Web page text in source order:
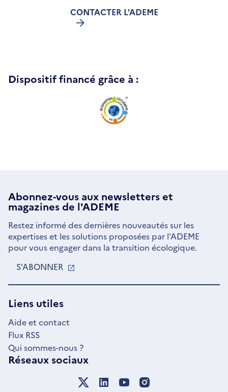
CONTACTER L'ADEME
Dispositif financé grâce à :
Abonnez-vous aux newsletterset
magazines de l'ADEME
Restez informé des dernières nouveautés sur les
expertises et les solutions proposées par l'ADEME
pour vous engager dans la transition écologique.
S'ABONNER
UNE
Liens utiles
Aide et contact
Flux RSS
Qui sommes-nous ?
Réseaux sociaux